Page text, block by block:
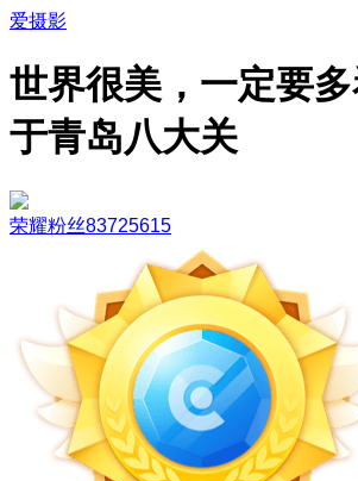
爱摄影
世界很美，一定要
于青岛八大关
荣耀粉丝83725615